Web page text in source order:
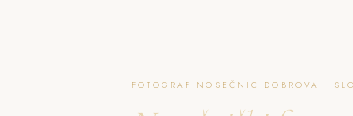
FOTOGRAF NOSEČNIC DOBROVA ·